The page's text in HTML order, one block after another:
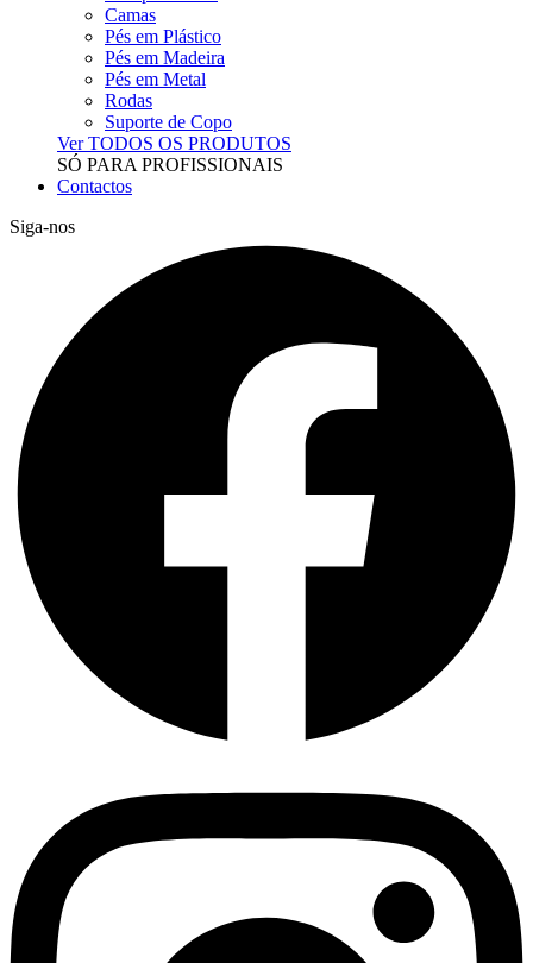
Camas
Pés em Plástico
Pés em Madeira
Pés em Metal
Rodas
Suporte de Copo
Ver TODOS OS PRODUTOS
SÓ PARA PROFISSIONAIS
Contactos
Siga-nos